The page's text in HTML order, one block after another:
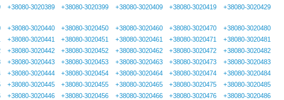
+38080-3020389
+38080-3020399
+38080-3020409
+38080-3020419
+38080-3020429
+38080-3020440
+38080-3020441
+38080-3020442
+38080-3020443
+38080-3020444
+38080-3020445
+38080-3020446
+38080-3020450
+38080-3020451
+38080-3020452
+38080-3020453
+38080-3020454
+38080-3020455
+38080-3020456
+38080-3020460
+38080-3020461
+38080-3020462
+38080-3020463
+38080-3020464
+38080-3020465
+38080-3020466
+38080-3020470
+38080-3020471
+38080-3020472
+38080-3020473
+38080-3020474
+38080-3020475
+38080-3020476
+38080-3020480
+38080-3020481
+38080-3020482
+38080-3020483
+38080-3020484
+38080-3020485
+38080-3020486